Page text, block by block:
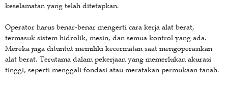
keselamatan yang telah ditetapkan.
Operator harus benar-benar mengerti cara kerja alat berat,
termasuk sistem hidrolik, mesin, dan semua kontrol yang ada.
Mereka juga dituntut memiliki kecermatan saat mengoperasikan
alat berat. Terutama dalam pekerjaan yang memerlukan akurasi
tinggi, seperti menggali fondasi atau meratakan permukaan tanah.